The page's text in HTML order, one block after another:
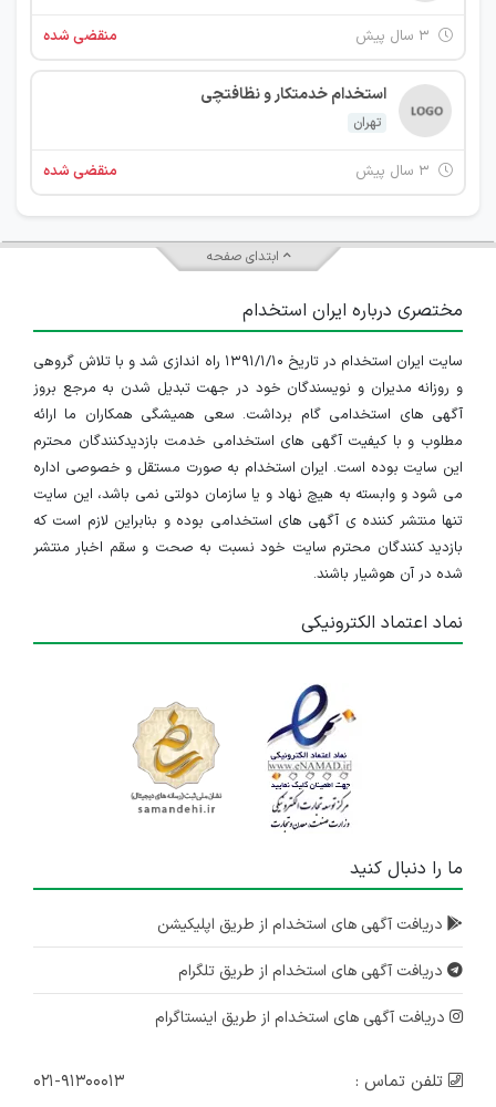
منقضی شده
استخدام خدمتکار و نظافتچی
تهران
منقضی شده
ابتدای صفحه
مختصری درباره ایران استخدام
سایت ایران استخدام در تاریخ ۱۳۹۱/۱/۱۰ راه اندازی شد و با تلاش گروهی
و روزانه مدیران و نویسندگان خود در جهت تبدیل شدن به مرجع بروز
آگهی های استخدامی گام برداشت. سعی همیشگی همکاران ما ارائه
مطلوب و با کیفیت آگهی های استخدامی خدمت بازدیدکنندگان محترم
این سایت بوده است. ایران استخدام به صورت مستقل و خصوصی اداره
می شود و وابسته به هیچ نهاد و یا سازمان دولتی نمی باشد، این سایت
تنها منتشر کننده ی آگهی های استخدامی بوده و بنابراین لازم است که
بازدید کنندگان محترم سایت خود نسبت به صحت و سقم اخبار منتشر
شده در آن هوشیار باشند.
نماد اعتماد الکترونیکی
ما را دنبال کنید
دریافت آگهی های استخدام از طریق اپلیکیشن
دریافت آگهی های استخدام از طریق تلگرام
دریافت آگهی های استخدام از طریق اینستاگرام
تلفن تماس :
۰۲۱-۹۱۳۰۰۰۱۳